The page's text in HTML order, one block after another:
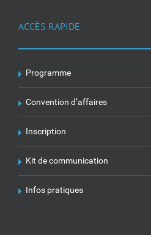
ACCÈS RAPIDE
Programme
Convention d’affaires
Inscription
Kit de communication
Infos pratiques